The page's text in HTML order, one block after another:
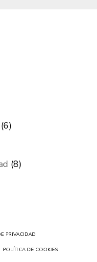
(8)
PRIVACIDAD
POLÍTICA DE COOKIES